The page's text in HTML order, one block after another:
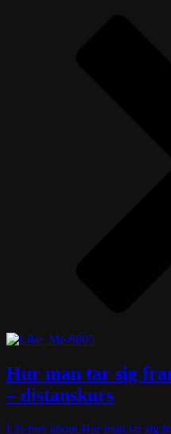
Hur man tar sig
– distanskurs
Läs merabout Hur man tar sig